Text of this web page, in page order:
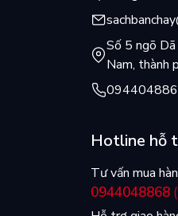
Số 5 ngõ
Nam, thành
Hotline hỗ
Tư vấn mua
0944048868